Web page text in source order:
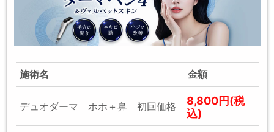
施術名 金額
デュオダーマ ホホ＋鼻 初回価格
8,800円(税
込)